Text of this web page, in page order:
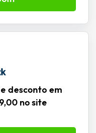
desconto em
no site